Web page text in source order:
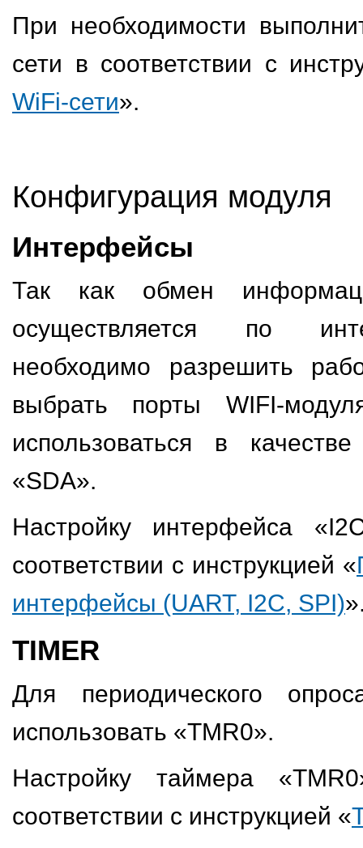
При необходимости
сети в соответствии с
WiFi-сети».
Конфигурация модуля
Интерфейсы
Так как обмен
осуществляется по
необходимо разрешить
выбрать порты WIFI-
использоваться в
«SDA».
Настройку интерфейса
соответствии с инструкцией «
интерфейсы (UART, I2C, SPI)
TIMER
Для периодического
использовать «TMR0».
Настройку таймера
соответствии с инструкцией «